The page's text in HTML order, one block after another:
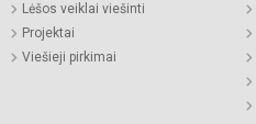
Lėšos veiklai viešinti
Projektai
Viešieji pirkimai